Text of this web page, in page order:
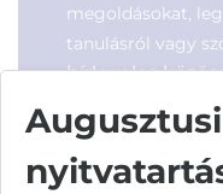
megoldásokat,
tanulásról vagy
hírleveles
maximumot a
lehetőségeiből!